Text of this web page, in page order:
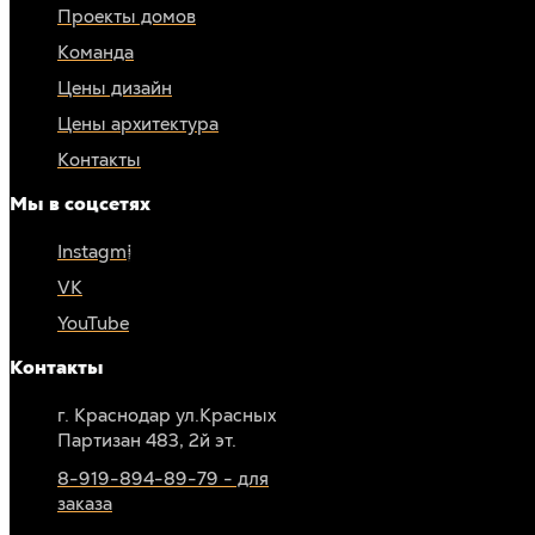
Проекты домов
Команда
Цены дизайн
Цены архитектура
Контакты
Мы в соцсетях
Instagm*
VK
YouTube
Контакты
г. Краснодар ул.Красных
Партизан 483, 2й эт.
8-919-894-89-79 - для
заказа